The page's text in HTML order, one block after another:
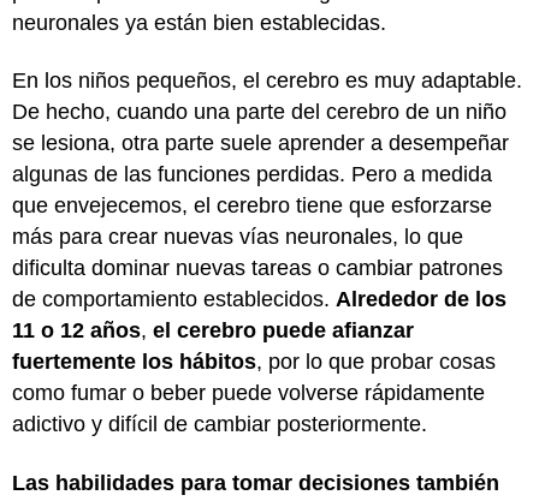
neuronales ya están bien establecidas.
En los niños pequeños, el cerebro es muy adaptable.
De hecho, cuando una parte del cerebro de un niño
se lesiona, otra parte suele aprender a desempeñar
algunas de las funciones perdidas. Pero a medida
que envejecemos, el cerebro tiene que esforzarse
más para crear nuevas vías neuronales, lo que
dificulta dominar nuevas tareas o cambiar patrones
de comportamiento establecidos. Alrededor de los
11 o 12 años, el cerebro puede afianzar
fuertemente los hábitos, por lo que probar cosas
como fumar o beber puede volverse rápidamente
adictivo y difícil de cambiar posteriormente.
Las habilidades para tomar decisiones también